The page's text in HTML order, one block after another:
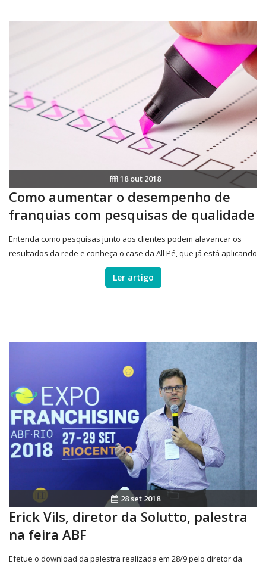
18 out 2018
Como aumentar o desempenho de
franquias com pesquisas de qualidade
Entenda como pesquisas junto aos clientes podem alavancar os
resultados da rede e conheça o case da All Pé, que já está aplicando
Ler artigo
28 set 2018
Erick Vils, diretor da Solutto, palestra
na feira ABF
Efetue o download da palestra realizada em 28/9 pelo diretor da